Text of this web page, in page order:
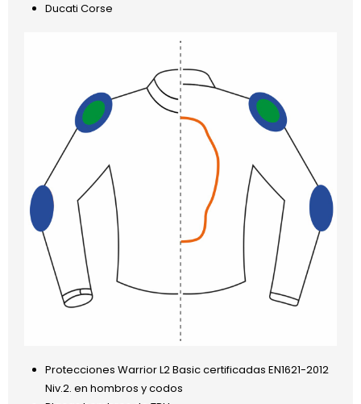
Ducati Corse
Protecciones Warrior L2 Basic certificadas EN1621-2012
Niv.2. en hombros y codos